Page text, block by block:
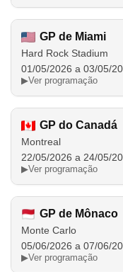
GP de Miami
Hard Rock Stadium
01/05/2026 a 03/05/
▶Ver programação
GP do Canadá
Montreal
22/05/2026 a 24/05/
▶Ver programação
GP de Mônaco
Monte Carlo
05/06/2026 a 07/06/
▶Ver programação